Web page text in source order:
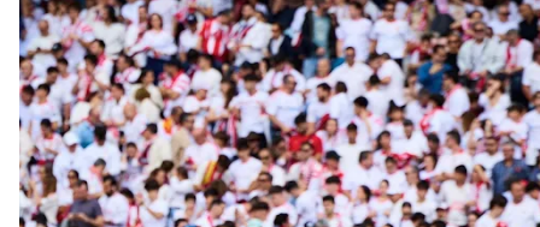
El Sevilla FC empieza a inscribir a los nuevos
fichajes
Opinión | "Carta abierta a Alberto Flores" por Rafa
García
El Sevilla oficializa el traspaso de Sow